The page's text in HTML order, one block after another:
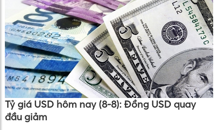
Tỷ giá USD hôm nay (8-8): Đồng USD quay
đầu giảm